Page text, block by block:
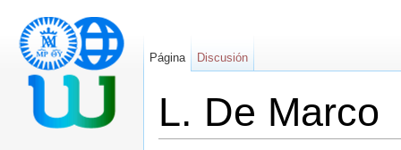
L. De Marco
Página Discusión